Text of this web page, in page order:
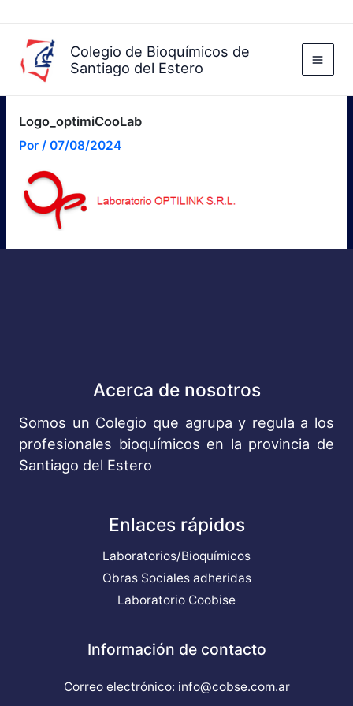
contenido
Colegio de Bioquímicos de
Santiago del Estero
Logo_optimiCooLab
Por / 07/08/2024
Acerca de nosotros
Somos un Colegio que agrupa y regula a los
profesionales bioquímicos en la provincia de
Santiago del Estero
Enlaces rápidos
Laboratorios/Bioquímicos
Obras Sociales adheridas
Laboratorio Coobise
Información de contacto
Correo electrónico: info@cobse.com.ar